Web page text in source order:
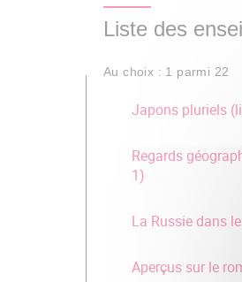
Liste des
Au choix : 1 parmi 22
Japons pluriels
Regards
1)
La Russie dans
Aperçus sur le